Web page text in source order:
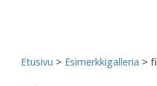
Etusivu > Esimerkkigalleria >